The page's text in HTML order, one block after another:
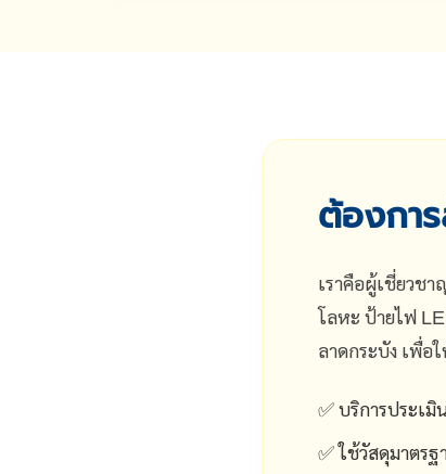
ต้องกา
เราคือผู้เชี่ยวช
โลหะ ป้ายไฟ
ลาดกระบัง เพื่
✅ บริการประเมิ
✅ ใช้วัสดุมาตร